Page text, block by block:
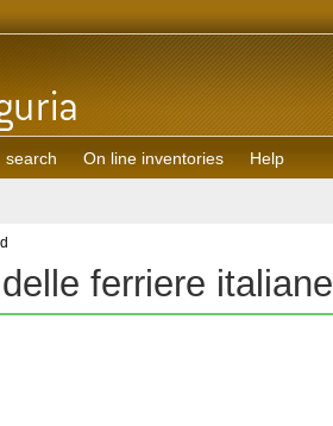
search On line inventories Help
ferriere italiane